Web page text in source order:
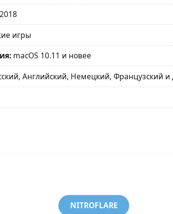
игры
macOS 10.11 и новее
Английский, Немецкий, Французский и
NITROFLARE